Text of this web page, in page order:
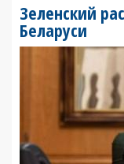
Зеленский
Беларуси